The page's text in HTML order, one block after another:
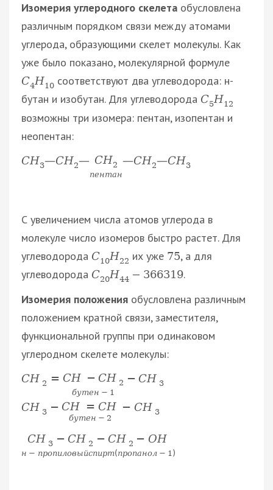
Изомерия углеродного скелета обусловлена
различным порядком связи между атомами
углерода, образующими скелет молекулы. Как
уже было показано, молекулярной формуле
С4Н10 соответствуют два углеводорода: н-
бутан и изобутан. Для углеводорода С5Н12
возможны три изомера: пентан, изопентан и
неопентан:
СН3—СН2— СН2
пентан
—СН2—СН3
С увеличением числа атомов углерода в
молекуле число изомеров быстро растет. Для
углеводорода С10Н22 их уже 75, а для
углеводорода С20Н44 — 366319.
Изомерия положения обусловлена различным
положением кратной связи, заместителя,
функциональной группы при одинаковом
углеродном скелете молекулы:
CH 2 = CH − CH 2
бутен − 1
− CH 3
CH 3 − CH = CH
бутен − 2
− CH 3
CH 3 − CH 2 − CH 2 − OH
н − пропиловыйспирт(пропанол − 1 )